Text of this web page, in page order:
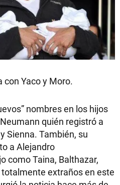
con Yaco y Moro.
nombres en los hijos
quién registró a
Sienna. También, su
a Alejandro
como Taina, Balthazar,
extraños en este